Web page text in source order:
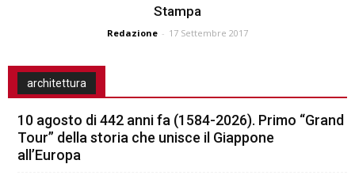
Stampa
Redazione - 17 Settembre 2017
architettura
10 agosto di 442 anni fa (1584-2026). Primo “Grand
Tour” della storia che unisce il Giappone
all’Europa